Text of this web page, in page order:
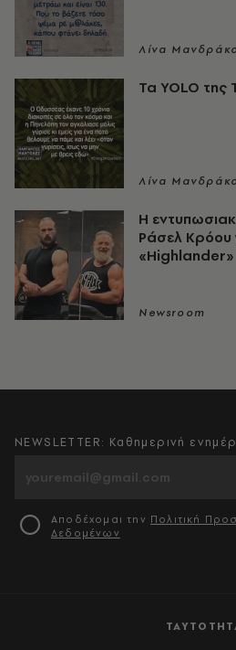
Λίνα
Τα YOLO της
Λίνα
Η
Ράσελ Κρόου
«Highlander»
Newsroom
NEWSLETTER: Καθημερινή
Αποδέχομαι την Πολιτική
Δεδομένων